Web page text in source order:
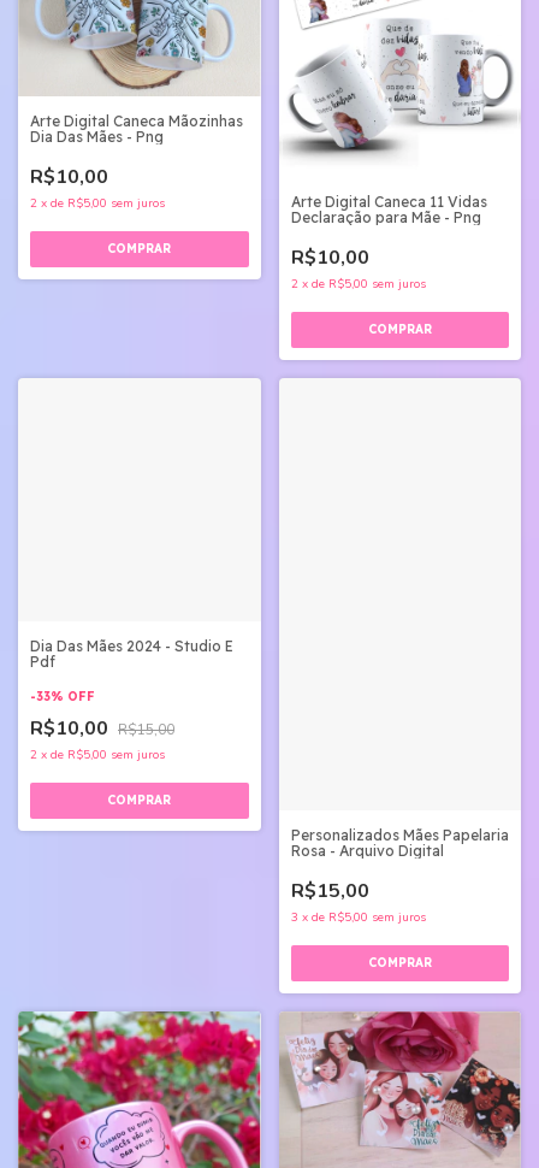
Arte Digital Caneca Mãozinhas
Dia Das Mães - Png
R$10,00
2 x de R$5,00 sem juros
Arte Digital Caneca 11 Vidas
Declaração para Mãe - Png
R$10,00
2 x de R$5,00 sem juros
Dia Das Mães 2024 - Studio E
Pdf
-33% OFF
R$10,00 R$15,00
2 x de R$5,00 sem juros
Personalizados Mães Papelaria
Rosa - Arquivo Digital
R$15,00
3 x de R$5,00 sem juros